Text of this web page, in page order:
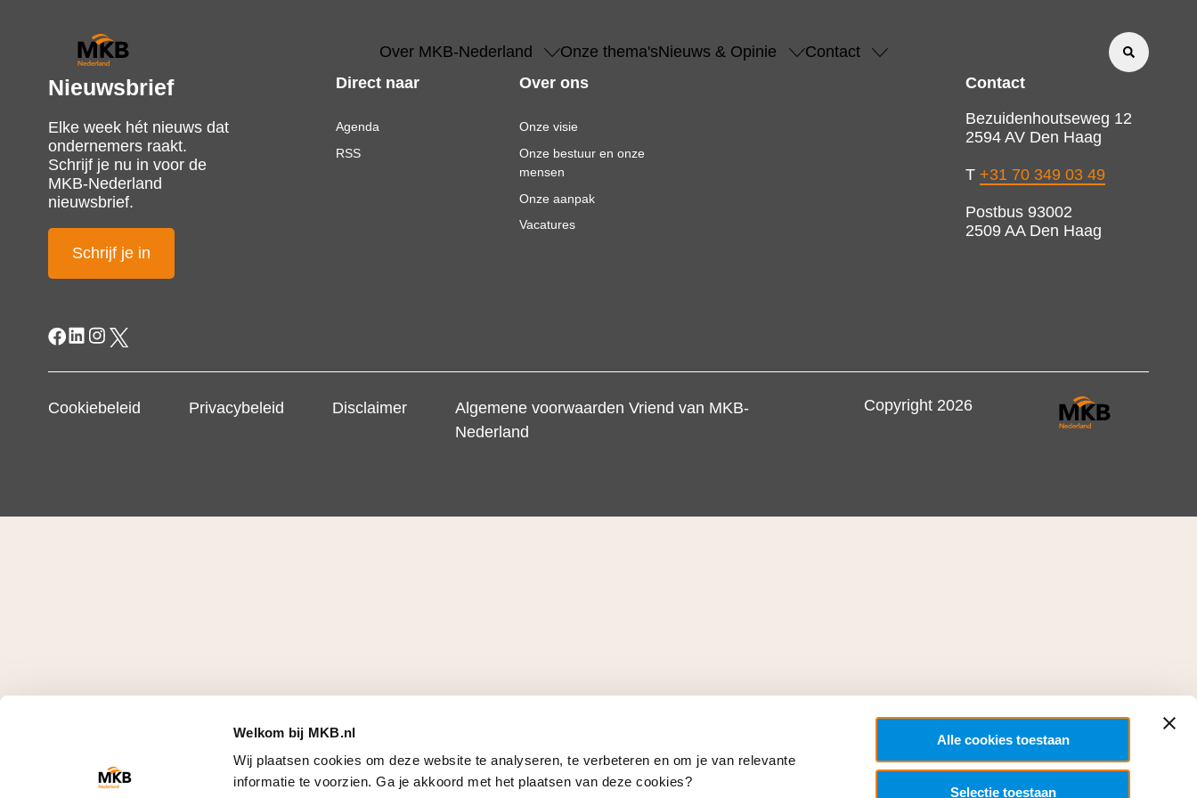
Welkom bij MKB.nl
Wij plaatsen cookies om deze website te analyseren, te verbeteren en om je van relevante
informatie te voorzien. Ga je akkoord met het plaatsen van deze cookies?
Alle cookies toestaan
Selectie toestaan
Over MKB-Nederland Onze thema'sNieuws & Opinie Contact
Nieuwsbrief
Elke week hét nieuws dat
ondernemers raakt.
Schrijf je nu in voor de
MKB-Nederland
nieuwsbrief.
Schrijf je in
Direct naar
Agenda
RSS
Over ons
Onze visie
Onze bestuur en onze
mensen
Onze aanpak
Vacatures
Contact
Bezuidenhoutseweg 12
2594 AV Den Haag
T +31 70 349 03 49
Postbus 93002
2509 AA Den Haag
Cookiebeleid Privacybeleid Disclaimer
Algemene voorwaarden Vriend van MKB-
Nederland
Copyright 2026